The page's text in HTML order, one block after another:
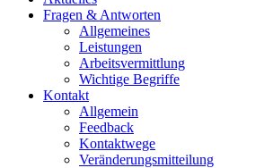
Fragen & Antworten
Allgemeines
Leistungen
Arbeitsvermittlung
Wichtige Begriffe
Kontakt
Allgemein
Feedback
Kontaktwege
Veränderungsmitteilung